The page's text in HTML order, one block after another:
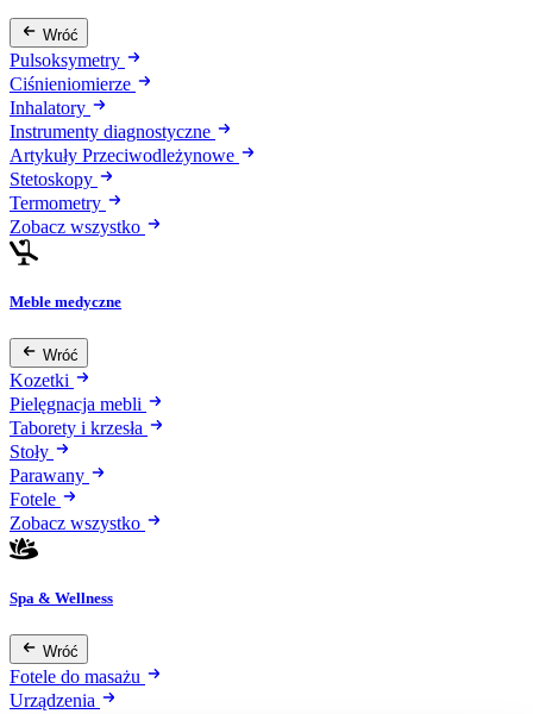
Wróć
Pulsoksymetry
Ciśnieniomierze
Inhalatory
Instrumenty diagnostyczne
Artykuły Przeciwodleżynowe
Stetoskopy
Termometry
Zobacz wszystko
Meble medyczne
Wróć
Kozetki
Pielęgnacja mebli
Taborety i krzesła
Stoły
Parawany
Fotele
Zobacz wszystko
Spa & Wellness
Wróć
Fotele do masażu
Urządzenia